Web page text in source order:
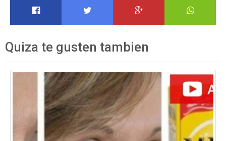
Quiza te gusten tambien